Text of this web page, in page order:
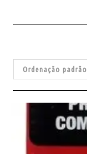
Ordenação padrão